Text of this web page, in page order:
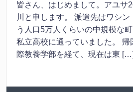
皆さん、はじめまして。アユサ
川と申します。 派遣先はワシ
う人口5万人くらいの中規模な
私立高校に通っていました。 帰
際教養学部を経て、現在は東 […]